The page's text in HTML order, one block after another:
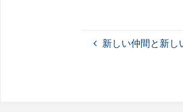
新しい仲間と新し